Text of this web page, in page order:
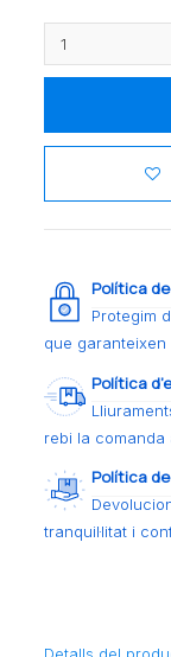
Política
Protegim
que
Política
rebi la comanda
Política
tranquil·litat i